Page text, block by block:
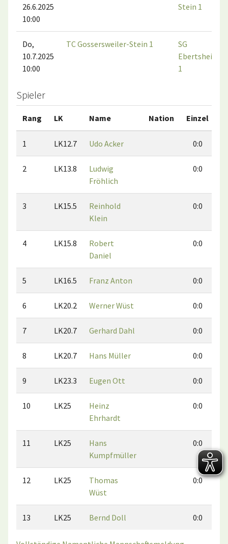
26.6.2025
10:00
Stein 1
Do,
10.7.2025
10:00
TC Gossersweiler-Stein 1
SG
Ebertsheim/
1
Spieler
Rang LK Name Nation Einzel
1 LK12.7 Udo Acker 0:0
2 LK13.8
Ludwig
Fröhlich
0:0
3 LK15.5
Reinhold
Klein
0:0
4 LK15.8
Robert
Daniel
0:0
5 LK16.5 Franz Anton 0:0
6 LK20.2 Werner Wüst 0:0
7 LK20.7 Gerhard Dahl 0:0
8 LK20.7 Hans Müller 0:0
9 LK23.3 Eugen Ott 0:0
10 LK25
Heinz
Ehrhardt
0:0
11 LK25
Hans
Kumpfmüller
0:0
12 LK25
Thomas
Wüst
0:0
13 LK25 Bernd Doll 0:0